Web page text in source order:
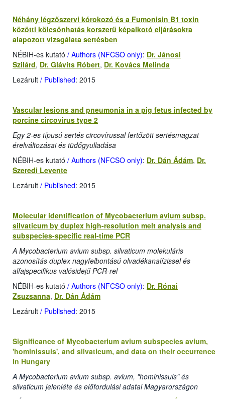
Néhány légzőszervi kórokozó és a Fumonisin B1 toxin
közötti kölcsönhatás korszerű képalkotó eljárásokra
alapozott vizsgálata sertésben
NÉBIH-es kutató / Authors (NFCSO only): Dr. Jánosi
Szilárd, Dr. Glávits Róbert, Dr. Kovács Melinda
Lezárult / Published: 2015
Vascular lesions and pneumonia in a pig fetus infected by
porcine circovirus type 2
Egy 2-es típusú sertés circovírussal fertőzött sertésmagzat
érelváltozásai és tüdőgyulladása
NÉBIH-es kutató / Authors (NFCSO only): Dr. Dán Ádám, Dr.
Szeredi Levente
Lezárult / Published: 2015
Molecular identification of Mycobacterium avium subsp.
silvaticum by duplex high-resolution melt analysis and
subspecies-specific real-time PCR
A Mycobacterium avium subsp. silvaticum molekuláris
azonosítás duplex nagyfelbontású olvadékanalízissel és
alfajspecifikus valósidejű PCR-rel
NÉBIH-es kutató / Authors (NFCSO only): Dr. Rónai
Zsuzsanna, Dr. Dán Ádám
Lezárult / Published: 2015
Significance of Mycobacterium avium subspecies avium,
'hominissuis', and silvaticum, and data on their occurrence
in Hungary
A Mycobacterium avium subsp. avium, "hominissuis" és
silvaticum jelenléte és előfordulási adatai Magyarországon